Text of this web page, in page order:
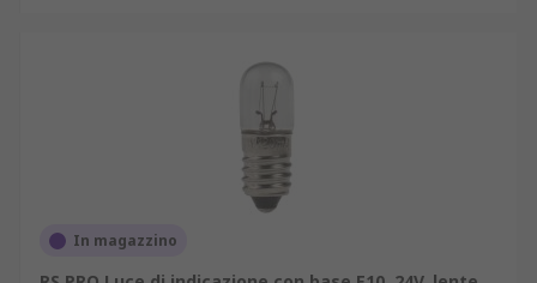
In magazzino